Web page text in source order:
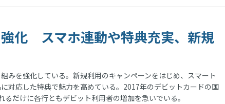
化 スマホ連動や特典充実、新規
みを強化している。新規利用のキャンペーンをはじめ、スマート
対応した特典で魅力を高めている。2017年のデビットカードの国
だけに各行ともデビット利用者の増加を急いでいる。